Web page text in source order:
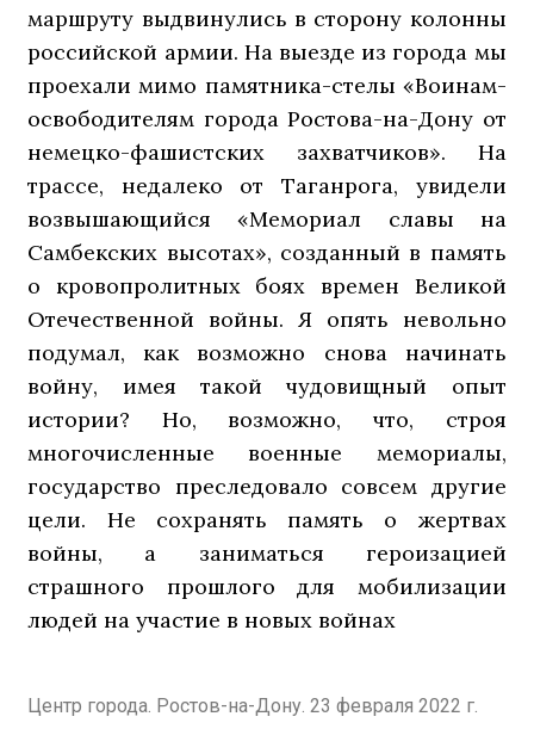
маршруту выдвинулись в сторону колонны
российской армии. На выезде из города мы
проехали мимо памятника-стелы «Воинам-
освободителям города Ростова-на-Дону от
немецко-фашистских захватчиков». На
трассе, недалеко от Таганрога, увидели
возвышающийся «Мемориал славы на
Самбекских высотах», созданный в память
о кровопролитных боях времен Великой
Отечественной войны. Я опять невольно
подумал, как возможно снова начинать
войну, имея такой чудовищный опыт
истории? Но, возможно, что, строя
многочисленные военные мемориалы,
государство преследовало совсем другие
цели. Не сохранять память о жертвах
войны, а заниматься героизацией
страшного прошлого для мобилизации
людей на участие в новых войнах
Центр города. Ростов-на-Дону. 23 февраля 2022 г.